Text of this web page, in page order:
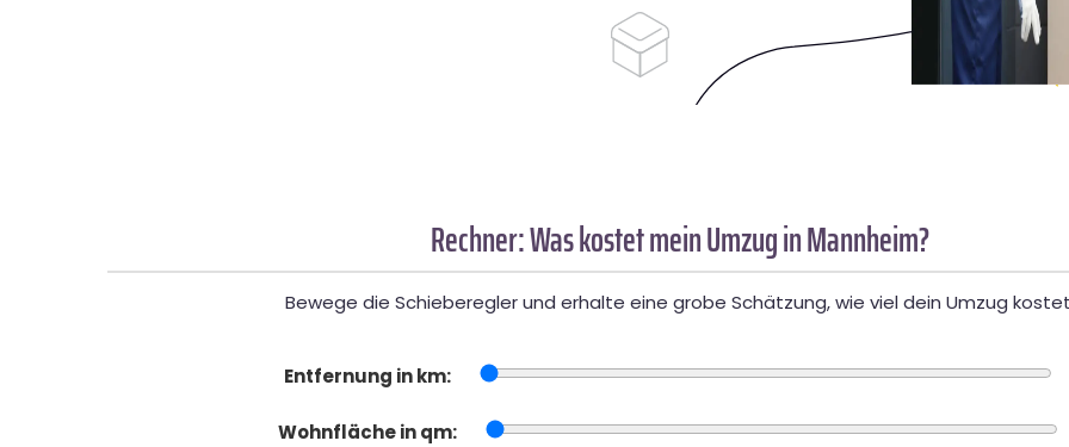
Rechner: Was kostet mein Umzug in Mannheim?
Bewege die Schieberegler und erhalte eine grobe Schätzung, wie viel dein Umzug
Entfernung in km:
Wohnfläche in qm: